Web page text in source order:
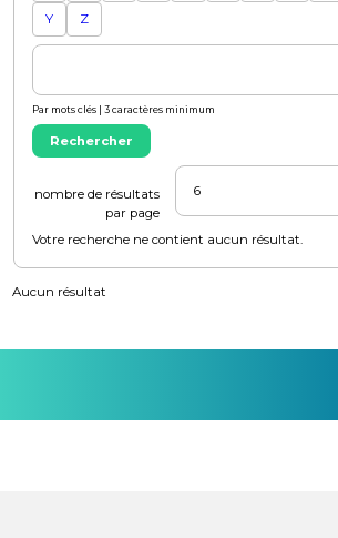
Y Z
Par mots clés | 3 caractères minimum
Rechercher
nombre de résultats
par page
Votre recherche ne contient aucun résultat.
Aucun résultat